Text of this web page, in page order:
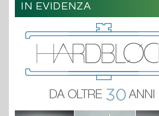
IN EVIDENZA